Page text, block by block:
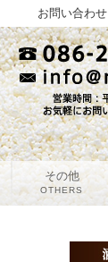
その他
OTHERS
お問い合わせ